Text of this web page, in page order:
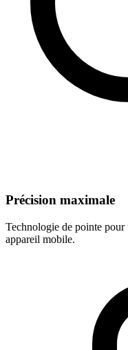
Précision maximale
Technologie de pointe
appareil mobile.